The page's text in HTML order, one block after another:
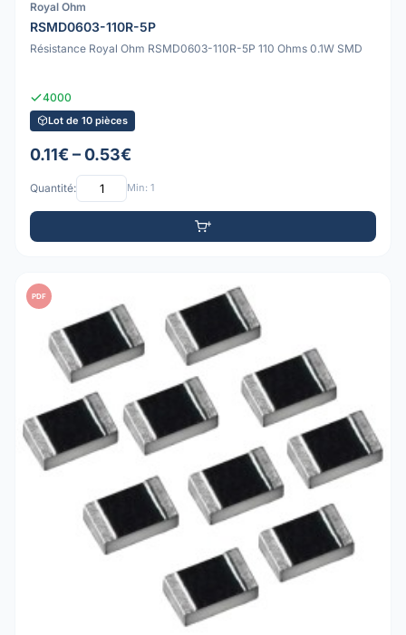
Royal Ohm
RSMD0603-110R-5P
Résistance Royal Ohm RSMD0603-110R-5P 110 Ohms 0.1W SMD
4000
Lot de 10 pièces
0.11€ – 0.53€
Quantité: Min: 1
PDF